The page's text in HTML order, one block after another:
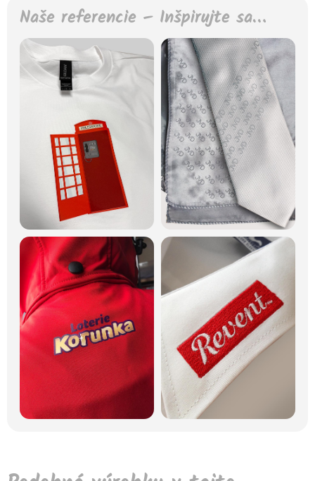
Naše referencie – Inšpirujte sa…